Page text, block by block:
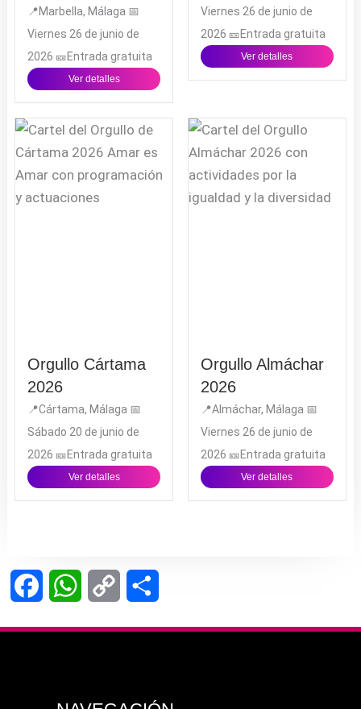
📍Marbella, Málaga 📅
Viernes 26 de junio de
2026 🎫Entrada gratuita
Ver detalles
Viernes 26 de junio de
2026 🎫Entrada gratuita
Ver detalles
Orgullo Cártama
2026
📍Cártama, Málaga 📅
Sábado 20 de junio de
2026 🎫Entrada gratuita
Ver detalles
Orgullo Almáchar
2026
📍Almáchar, Málaga 📅
Viernes 26 de junio de
2026 🎫Entrada gratuita
Ver detalles
FacebookWhatsApp
Copy